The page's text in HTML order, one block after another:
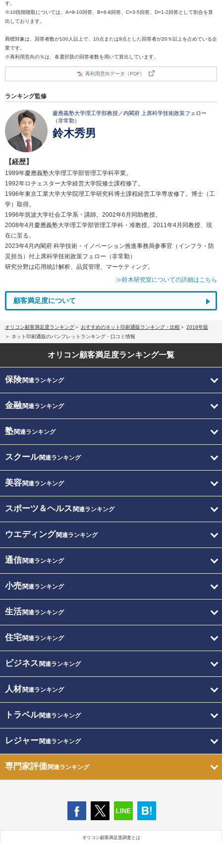
す。
※10段階聴取については、A=9-10回答、B=6-8回答、C=3-5回答、D=1-2回答として割合を算
出しております。
商標対象は、回答者数が100人以上で、10点または9点とした回答者が20％以上を占めている企
業です。
※再利用意向の％は、各選択肢の回答者数を用いて算出しています。
再利用意向データ（PDF）
ランキング監修
慶應義塾大学理工学部教授／内閣府 上席科学技術政策フェロー
（非常勤）
鈴木秀男
【経歴】
1989年慶應義塾大学理工学部管理工学科卒業。
1992年ロチェスター大学経営大学院修士課程修了。
1996年東京工業大学大学院理工学研究科博士課程経営工学専攻修了。博士（工
学）取得。
1996年筑波大学社会工学系・講師。2002年6月同助教授。
2008年4月慶應義塾大学理工学部管理工学科・准教授。2011年4月同教授、現
在に至る。
2023年4月内閣府 科学技術・イノベーション推進事務局参事官（インフラ・防
災担当）付上席科学技術政策フェロー（非常勤）
研究分野は応用統計解析、品質管理、マーケティング。
≫鈴木研究室についての詳細はこちら
顧客満足度について
オリコン顧客満足度ランキング おすすめのネット印刷通販ランキング・比較
2018年版
ネット印刷通販のパンフレットランキング・口コミ情報
オリコン顧客満足度ランキング一覧
保険関連ランキング
金融関連ランキング
塾関連ランキング
スクール関連ランキング
美容関連ランキング
スポーツ＆ヘルス 関連ランキング
ウエディング関連ランキング
通信関連ランキング
小売関連ランキング
生活関連ランキング
住宅関連ランキング
ビジネス 関連ランキング
人材関連ランキング
トラベル関連ランキング
レジャー関連ランキング
専門家評価関連ランキング
オリコン顧客満足度調査とは